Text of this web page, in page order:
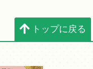
トップに戻る